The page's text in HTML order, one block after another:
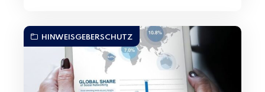
HINWEISGEBERSCHUTZ